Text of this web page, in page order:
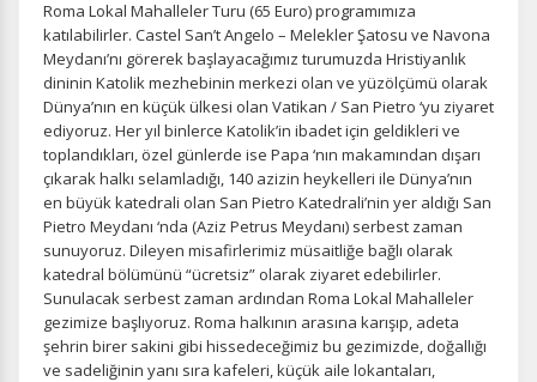
Tercihleri Kaydet
Roma Lokal Mahalleler Turu (65 Euro) programımıza
katılabilirler. Castel San’t Angelo – Melekler Şatosu ve Navona
Meydanı’nı görerek başlayacağımız turumuzda Hristiyanlık
dininin Katolik mezhebinin merkezi olan ve yüzölçümü olarak
Dünya’nın en küçük ülkesi olan Vatikan / San Pietro ‘yu ziyaret
ediyoruz. Her yıl binlerce Katolik’in ibadet için geldikleri ve
toplandıkları, özel günlerde ise Papa ‘nın makamından dışarı
çıkarak halkı selamladığı, 140 azizin heykelleri ile Dünya’nın
en büyük katedrali olan San Pietro Katedrali’nin yer aldığı San
Pietro Meydanı ‘nda (Aziz Petrus Meydanı) serbest zaman
sunuyoruz. Dileyen misafirlerimiz müsaitliğe bağlı olarak
katedral bölümünü “ücretsiz” olarak ziyaret edebilirler.
Sunulacak serbest zaman ardından Roma Lokal Mahalleler
gezimize başlıyoruz. Roma halkının arasına karışıp, adeta
şehrin birer sakini gibi hissedeceğimiz bu gezimizde, doğallığı
ve sadeliğinin yanı sıra kafeleri, küçük aile lokantaları,